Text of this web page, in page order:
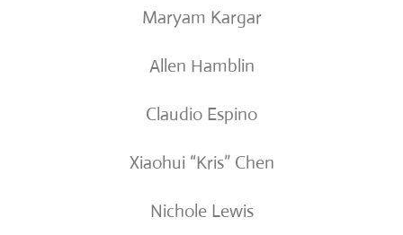
Maryam Kargar
Allen Hamblin
Claudio Espino
Xiaohui “Kris” Chen
Nichole Lewis